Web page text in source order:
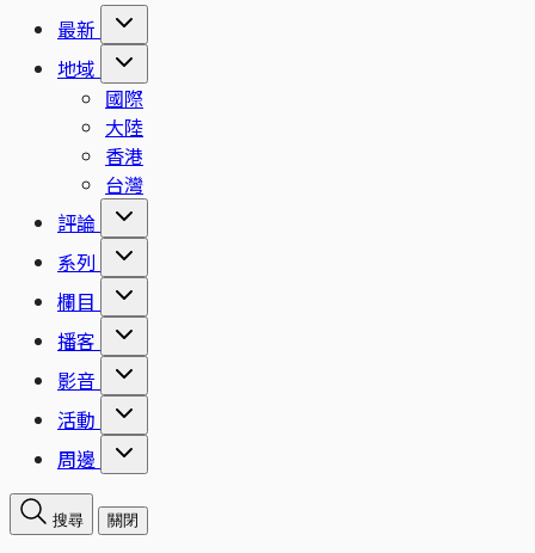
最新
地域
國際
大陸
香港
台灣
評論
系列
欄目
播客
影音
活動
周邊
搜尋 關閉